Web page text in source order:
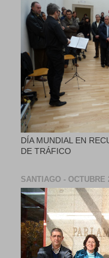
DÍA MUNDIAL EN
DE TRÁFICO
SANTIAGO - OCTUBRE